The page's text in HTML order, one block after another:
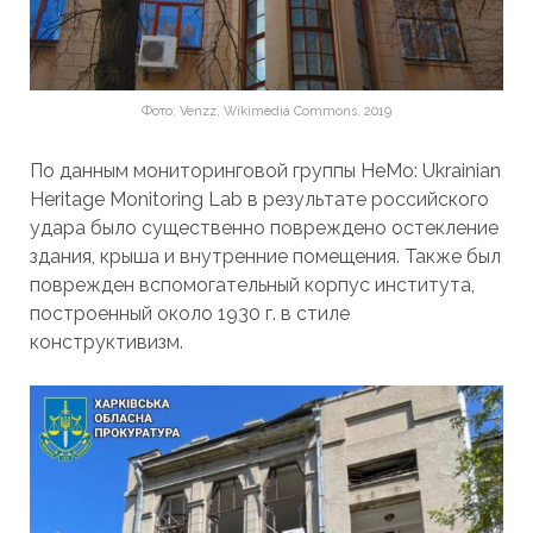
Фото: Venzz, Wikimedia Commons, 2019
По данным мониторинговой группы HeMo: Ukrainian
Heritage Monitoring Lab в результате российского
удара было существенно повреждено остекление
здания, крыша и внутренние помещения. Также был
поврежден вспомогательный корпус института,
построенный около 1930 г. в стиле
конструктивизм.